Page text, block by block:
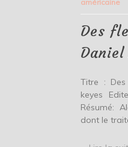
américaine
Des
Daniel
Titre :
keyes
Résumé:
dont le